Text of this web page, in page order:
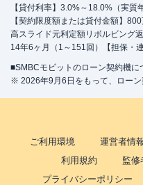
【貸付利率】3.0%～18.0%（実質
【契約限度額または貸付金額】
高スライド元利定額リボルビング
14年6ヶ月（1～151回）【担保・
■SMBCモビットのローン契約機に
※ 2026年9月6日をもって、ローン
ご利用環境 運営者情
利用規約
監修
プライバシーポリシー